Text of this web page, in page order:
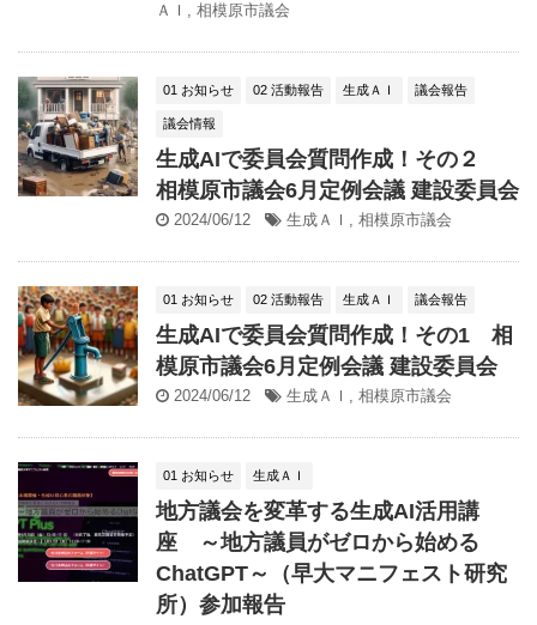
ＡＩ , 相模原市議会
01 お知らせ 02 活動報告 生成ＡＩ 議会報告
議会情報
生成AIで委員会質問作成！その２
相模原市議会6月定例会議 建設委員会
2024/06/12 生成ＡＩ , 相模原市議会
01 お知らせ 02 活動報告 生成ＡＩ 議会報告
生成AIで委員会質問作成！その1 相
模原市議会6月定例会議 建設委員会
2024/06/12 生成ＡＩ , 相模原市議会
01 お知らせ 生成ＡＩ
地方議会を変革する生成AI活用講
座 ～地方議員がゼロから始める
ChatGPT～（早大マニフェスト研究
所）参加報告